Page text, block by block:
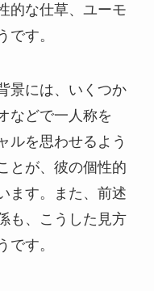
的な仕草、ユーモ
です。
景には、いくつか
などで一人称を
ルを思わせるよう
とが、彼の個性的
ます。また、前述
も、こうした見方
です。